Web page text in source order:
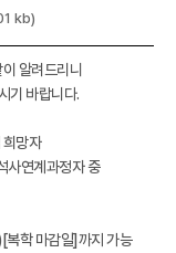
kb)
알려드리니
기 바랍니다.
망자
사연계과정자 중
학 마감일]까지 가능